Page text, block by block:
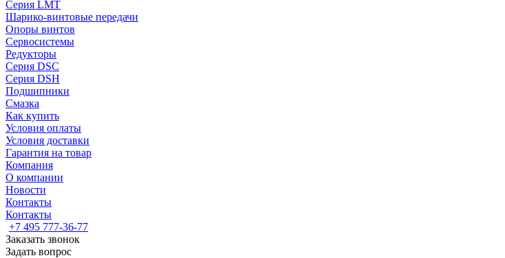
Серия LMT
Шарико-винтовые передачи
Опоры винтов
Сервосистемы
Редукторы
Серия DSC
Серия DSH
Подшипники
Смазка
Как купить
Условия оплаты
Условия доставки
Гарантия на товар
Компания
О компании
Новости
Контакты
Контакты
+7 495 777-36-77
Заказать звонок
Задать вопрос